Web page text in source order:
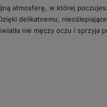
atmosferę, w której
delikatnemu,
nie męczy oczu i